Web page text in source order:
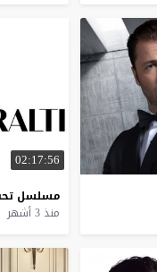
02:17:56
مسلسل
منذ 3 أشهر